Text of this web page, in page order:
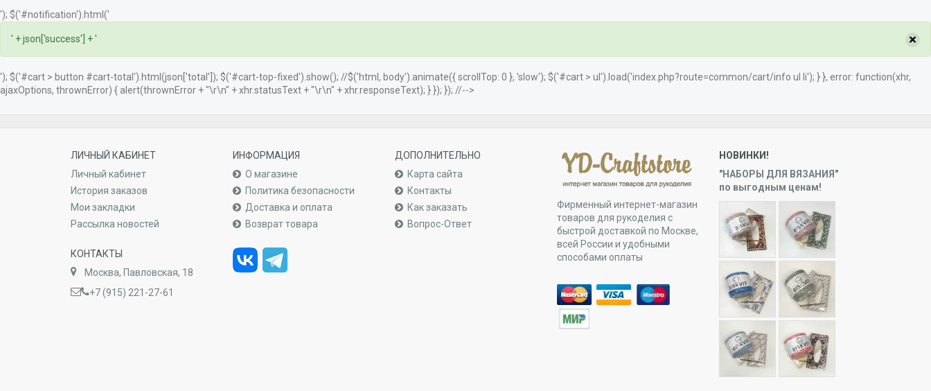
'); $('#notification').html('
' + json['success'] + ' ×
'); $('#cart > button #cart-total').html(json['total']); $('#cart-top-fixed').show(); //$('html, body').animate({ scrollTop: 0 }, 'slow'); $('#cart > ul').load('index.php?route=common/cart/info ul li'); } }, error: function(xhr,
ajaxOptions, thrownError) { alert(thrownError + "\r\n" + xhr.statusText + "\r\n" + xhr.responseText); } }); }); //-->
ЛИЧНЫЙ КАБИНЕТ
Личный кабинет
История заказов
Мои закладки
Рассылка новостей
КОНТАКТЫ
Москва, Павловская, 18
+7 (915) 221-27-61
ИНФОРМАЦИЯ
О магазине
Политика безопасности
Доставка и оплата
Возврат товара
ДОПОЛНИТЕЛЬНО
Карта сайта
Контакты
Как заказать
Вопрос-Ответ
Фирменный интернет-магазин
товаров для рукоделия с
быстрой доставкой по Москве,
всей России и удобными
способами оплаты
НОВИНКИ!
"НАБОРЫ ДЛЯ ВЯЗАНИЯ"
по выгодным ценам!